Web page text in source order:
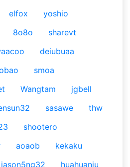
elfox
yoshio
8o8o
sharevt
deiubuaa
smoa
Wangtam
jgbell
sasawe
thw
shootero
aoaob
kekaku
jason5ng32 huahuaniu